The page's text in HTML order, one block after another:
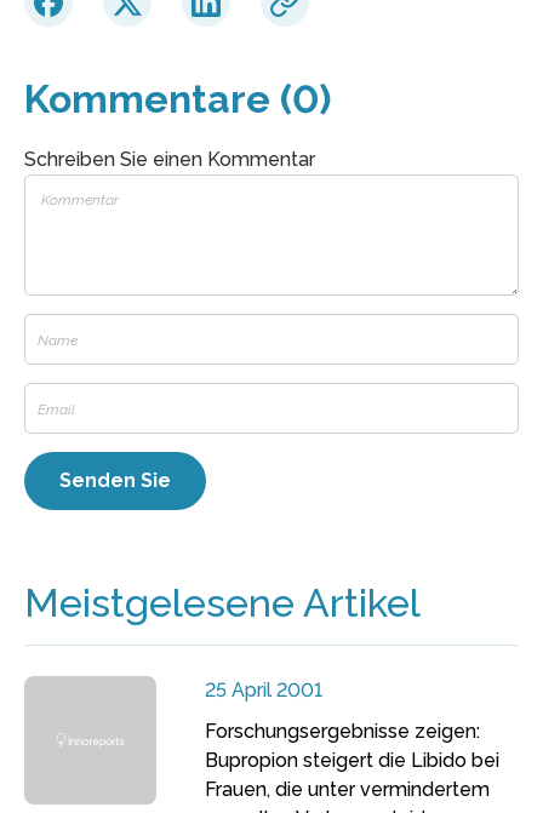
Kommentare (0)
Schreiben Sie einen Kommentar
Meistgelesene Artikel
25 April 2001
Forschungsergebnisse zeigen:
Bupropion steigert die Libido bei
Frauen, die unter vermindertem